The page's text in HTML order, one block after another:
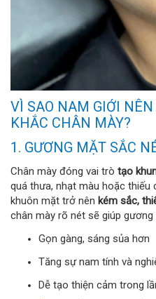
VÌ SAO NAM GIỚI
KHẮC CHÂN MÀY?
1. GƯƠNG MẶT SẮC
Chân mày đóng vai trò tạo
quá thưa, nhạt màu hoặc
khuôn mặt trở nên kém sắc,
chân mày rõ nét sẽ giúp
Gọn gàng, sáng sủa hơn
Tăng sự nam tính và
Dễ tạo thiện cảm trong